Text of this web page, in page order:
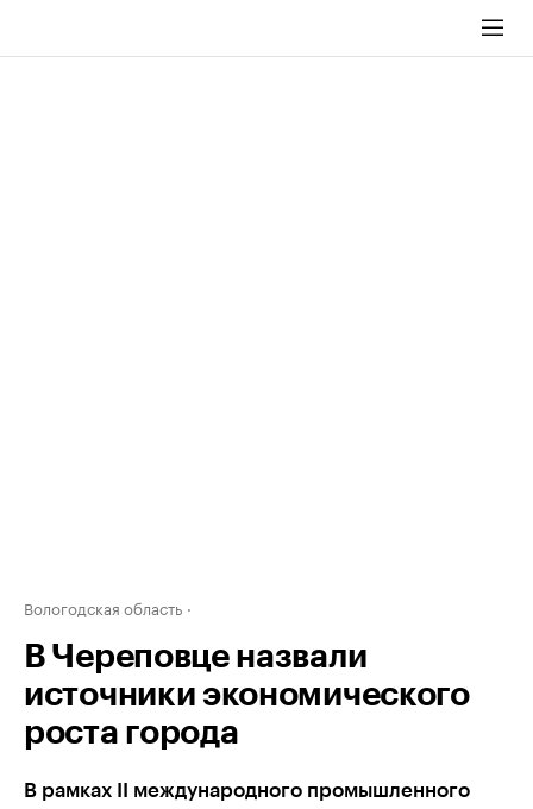
Вологодская область
В Череповце назвали
источники экономического
роста города
В рамках II международного промышленного